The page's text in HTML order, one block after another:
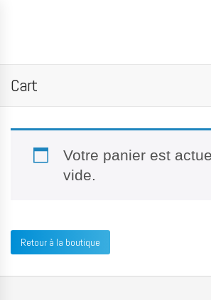
Cart
Votre panier est
vide.
Retour à la boutique